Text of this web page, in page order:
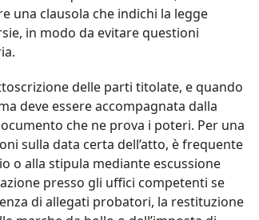
una clausola che indichi la legge
in modo da evitare questioni
delle parti titolate, e quando
deve essere accompagnata dalla
che ne prova i poteri. Per una
sulla data certa dell’atto, è frequente
o alla stipula mediante escussione
presso gli uffici competenti se
di allegati probatori, la restituzione